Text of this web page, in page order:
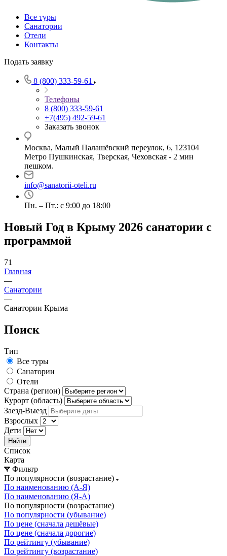
Все туры
Санатории
Отели
Контакты
Подать заявку
8 (800) 333-59-61
Телефоны
8 (800) 333-59-61
+7(495) 492-59-61
Заказать звонок
Москва, Малый Палашёвский переулок, 6, 123104
Метро Пушкинская, Тверская, Чеховская - 2 мин
пешком.
info@sanatorii-oteli.ru
Пн. – Пт.: с 9:00 до 18:00
Новый Год в Крыму 2026 санатории с
программой
71
Главная
—
Санатории
—
Санатории Крыма
Поиск
Тип
Все туры
Санатории
Отели
Страна (регион)
Курорт (область)
Заезд-Выезд
Взрослых
Дети
Найти
Список
Карта
Фильтр
По популярности (возрастание)
По наименованию (А-Я)
По наименованию (Я-А)
По популярности (возрастание)
По популярности (убывание)
По цене (сначала дешёвые)
По цене (сначала дорогие)
По рейтингу (убывание)
По рейтингу (возрастание)